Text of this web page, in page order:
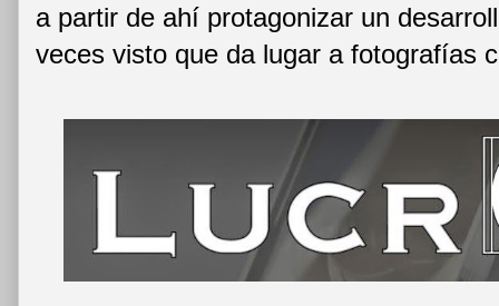
a partir de ahí protagonizar un
veces visto que da lugar a fotografías